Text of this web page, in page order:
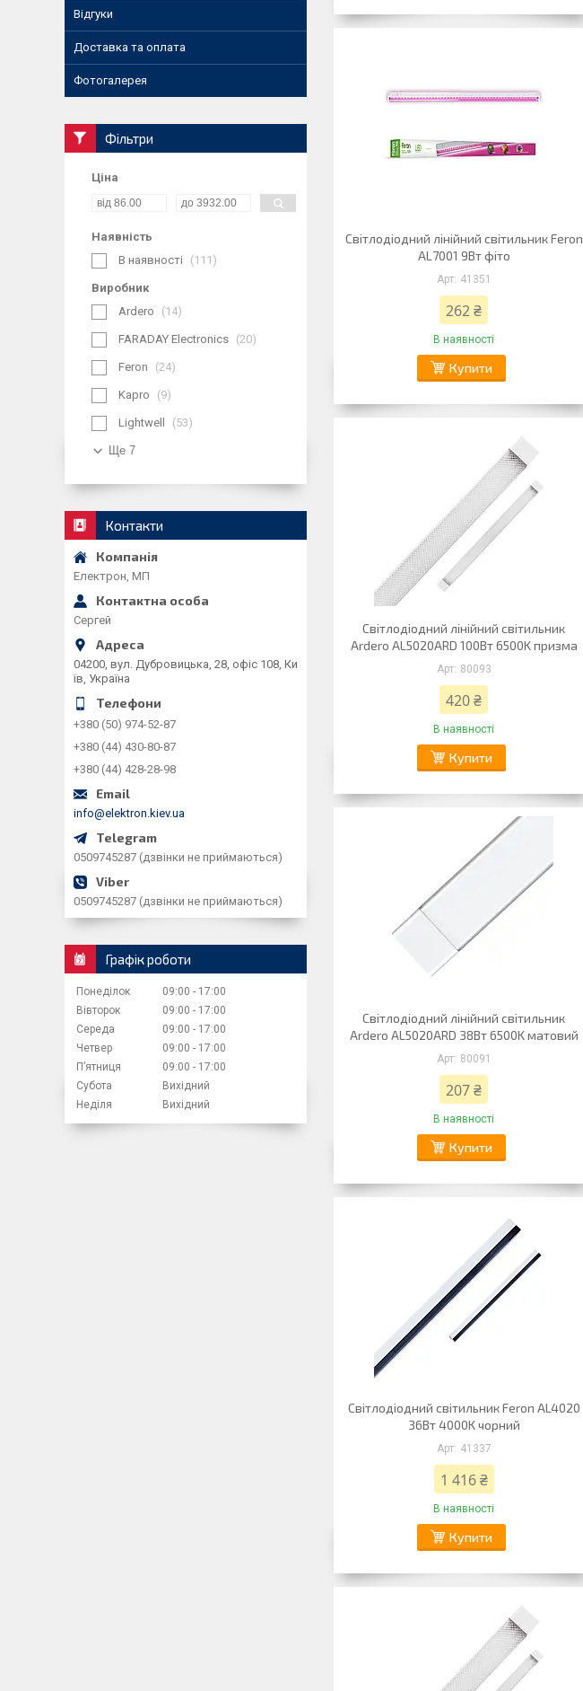
Світлодіодний лінійний світильник Feron
AL7001 9Вт фіто
41351
262 ₴
В наявності
Купити
Світлодіодний лінійний світильник
Ardero AL5020ARD 100Вт 6500K призма
80093
420 ₴
В наявності
Купити
Світлодіодний лінійний світильник
Ardero AL5020ARD 38Вт 6500K матовий
80091
207 ₴
В наявності
Купити
Світлодіодний світильник Feron AL4020
36Вт 4000K чорний
41337
1 416 ₴
В наявності
Купити
Відгуки
Доставка та оплата
Фотогалерея
Фільтри
Ціна
Наявність
В наявності
111
Виробник
Ardero
14
FARADAY Electronics 20
Feron 24
Kapro 9
Lightwell 53
Ще 7
Контакти
Електрон, МП
Сергей
04200, вул. Дубровицька, 28, офіс 108, Ки
їв, Україна
+380 (50) 974-52-87
+380 (44) 430-80-87
+380 (44) 428-28-98
info@elektron.kiev.ua
0509745287 (дзвінки не приймаються)
0509745287 (дзвінки не приймаються)
Графік роботи
Понеділок 09:00
17:00
Вівторок
09:00
17:00
Середа
09:00
17:00
Четвер
09:00
17:00
Пʼятниця
09:00
17:00
Субота
Вихідний
Неділя
Вихідний